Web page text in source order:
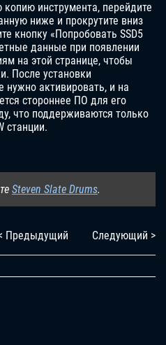
инструмента, перейдите
ниже и прокрутите вниз
кнопку «Попробовать SSD5
данные при появлении
на этой странице, чтобы
После установки
нужно активировать, и на
стороннее ПО для его
что поддерживаются только
станции.
Steven Slate Drums.
Предыдущий Следующий >